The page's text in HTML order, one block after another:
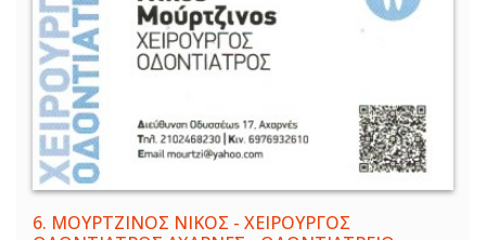
6. ΜΟΥΡΤΖΙΝΟΣ ΝΙΚΟΣ - ΧΕΙΡΟΥΡΓΟΣ